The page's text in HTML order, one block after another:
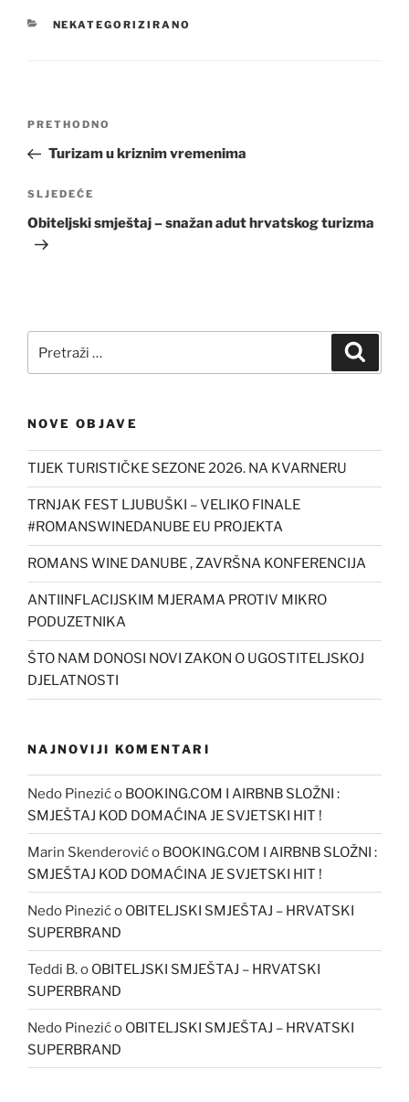
KATEGORIJE
NEKATEGORIZIRANO
Navigacija
Prethodna
objava
PRETHODNO
Turizam u kriznim vremenima
Sljedeća
objava
SLJEDEĆE
Obiteljski smještaj – snažan adut hrvatskog turizma
NOVE OBJAVE
TIJEK TURISTIČKE SEZONE 2026. NA KVARNERU
TRNJAK FEST LJUBUŠKI – VELIKO FINALE
#ROMANSWINEDANUBE EU PROJEKTA
ROMANS WINE DANUBE , ZAVRŠNA KONFERENCIJA
ANTIINFLACIJSKIM MJERAMA PROTIV MIKRO
PODUZETNIKA
ŠTO NAM DONOSI NOVI ZAKON O UGOSTITELJSKOJ
DJELATNOSTI
NAJNOVIJI KOMENTARI
Nedo Pinezićo BOOKING.COM I AIRBNB SLOŽNI :
SMJEŠTAJ KOD DOMAĆINA JE SVJETSKI HIT !
Marin Skenderovićo BOOKING.COM I AIRBNB SLOŽNI :
SMJEŠTAJ KOD DOMAĆINA JE SVJETSKI HIT !
Nedo Pinezićo OBITELJSKI SMJEŠTAJ – HRVATSKI
SUPERBRAND
Teddi B.o OBITELJSKI SMJEŠTAJ – HRVATSKI
SUPERBRAND
Nedo Pinezićo OBITELJSKI SMJEŠTAJ – HRVATSKI
SUPERBRAND